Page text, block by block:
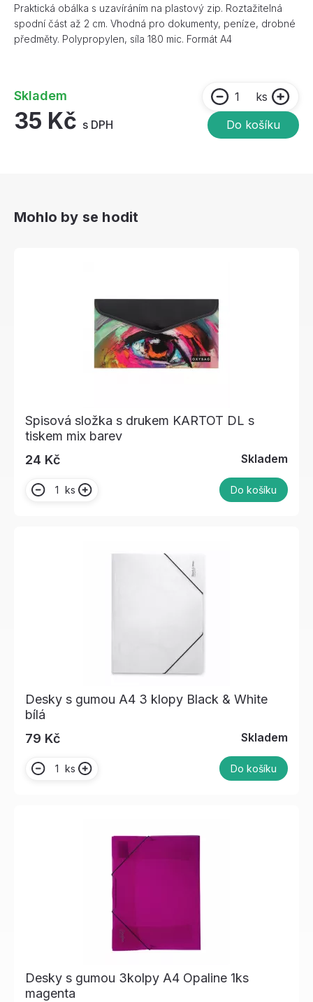
Praktická obálka s uzavíráním na plastový zip. Roztažitelná
spodní část až 2 cm. Vhodná pro dokumenty, peníze, drobné
předměty. Polypropylen, síla 180 mic. Formát A4
Skladem
35 Kč s DPH
ks
Do košíku
Mohlo by se hodit
Spisová složka s drukem KARTOT DL s
tiskem mix barev
24 Kč
Skladem
ks Do košíku
Desky s gumou A4 3 klopy Black & White
bílá
79 Kč
Skladem
ks Do košíku
Desky s gumou 3kolpy A4 Opaline 1ks
magenta